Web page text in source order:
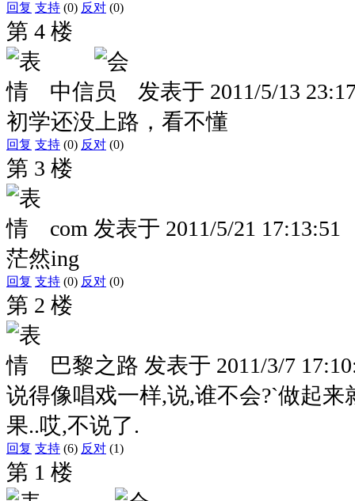
回复 支持 (0) 反对 (0)
第 4 楼
中信 发表于 2011/5/13
初学还没上路，看不懂
回复 支持 (0) 反对 (0)
第 3 楼
com 发表于 2011/5/21 17:13:51
茫然ing
回复 支持 (0) 反对 (0)
第 2 楼
巴黎之路 发表于 2011/3/7
说得像唱戏一样,说,谁不会?`做起
果..哎,不说了.
回复 支持 (6) 反对 (1)
第 1 楼